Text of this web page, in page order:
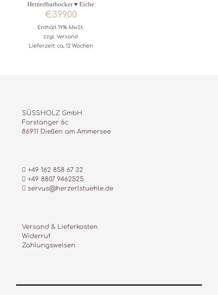
Herzerlbarhocker ♥ Eiche
€399,00
Enthält 19% MwSt.
zzgl.Versand
Lieferzeit: ca. 12 Wochen
SÜSSHOLZ GmbH
Forstanger 6c
86911 Dießen am Ammersee
+49 162 858 67 32
+49 8807 9462525
servus@herzerlstuehle.de
Versand & Lieferkosten
Widerruf
Zahlungsweisen